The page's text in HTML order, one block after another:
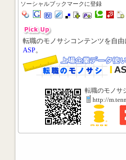
ソーシャルブックマークに登録
転職のモノサシコンテンツを自由
ASP。
転職のモノサ
http://